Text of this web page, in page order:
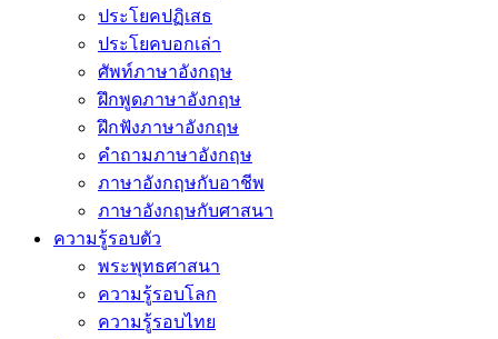
ประโยคปฏิเสธ
ประโยคบอกเล่า
ศัพท์ภาษาอังกฤษ
ฝึกพูดภาษาอังกฤษ
ฝึกฟังภาษาอังกฤษ
คำถามภาษาอังกฤษ
ภาษาอังกฤษกับอาชีพ
ภาษาอังกฤษกับศาสนา
ความรู้รอบตัว
พระพุทธศาสนา
ความรู้รอบโลก
ความรู้รอบไทย